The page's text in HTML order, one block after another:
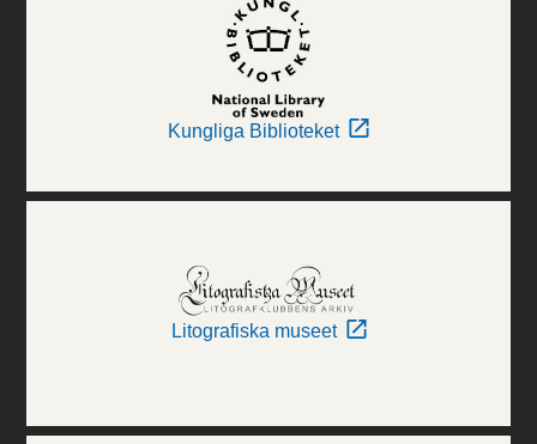
Kungliga Biblioteket
Litografiska museet